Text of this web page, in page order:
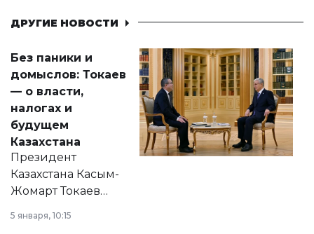
ДРУГИЕ НОВОСТИ
Без паники и
домыслов: Токаев
— о власти,
налогах и
будущем
Казахстана
Президент
Казахстана Касым-
Жомарт Токаев
сразу несколько
5 января, 10:15